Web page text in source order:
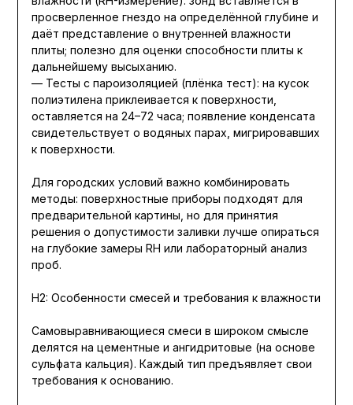
просверленное гнездо на определённой глубине и
даёт представление о внутренней влажности
плиты; полезно для оценки способности плиты к
дальнейшему высыханию.
— Тесты с пароизоляцией (плёнка тест): на кусок
полиэтилена приклеивается к поверхности,
оставляется на 24–72 часа; появление конденсата
свидетельствует о водяных парах, мигрировавших
к поверхности.
Для городских условий важно комбинировать
методы: поверхностные приборы подходят для
предварительной картины, но для принятия
решения о допустимости заливки лучше опираться
на глубокие замеры RH или лабораторный анализ
проб.
H2: Особенности смесей и требования к влажности
Самовыравнивающиеся смеси в широком смысле
делятся на цементные и ангидритовые (на основе
сульфата кальция). Каждый тип предъявляет свои
требования к основанию.